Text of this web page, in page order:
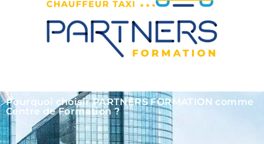
Pourquoi choisir PARTNERS FORMATION comme
Centre de Formation ?